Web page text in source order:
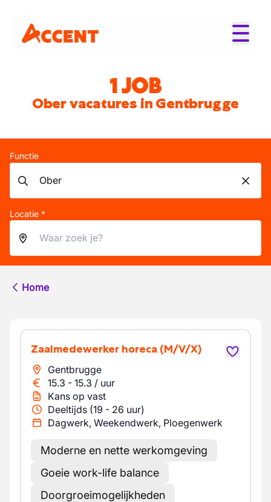
1 JOB
Ober vacatures in Gentbrugge
Functie
Locatie *
Home
Zaalmedewerker horeca (M/V/X)
Gentbrugge
15.3 - 15.3 / uur
Kans op vast
Deeltijds (19 - 26 uur)
Dagwerk, Weekendwerk, Ploegenwerk
Moderne en nette werkomgeving
Goeie work-life balance
Doorgroeimogelijkheden